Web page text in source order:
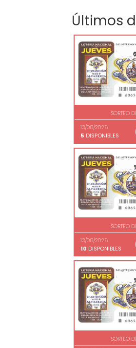
Últimos
SORTEO
13/08/2026
5 DISPONIBLES
SORTEO
13/08/2026
10 DISPONIBLES
SORTEO